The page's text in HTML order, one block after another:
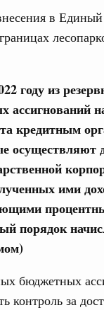
в Единый
году из
ассигнований
кредитным
осуществляют
ими
порядок
бюджетных
контроль за